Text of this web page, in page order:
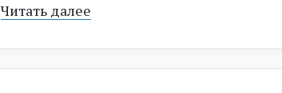
Читать далее